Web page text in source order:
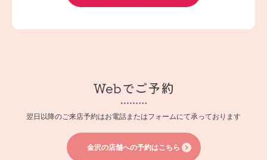
Webでご予約
翌日以降のご来店予約はお電話またはフォームにて承っております
金沢の店舗への予約はこちら